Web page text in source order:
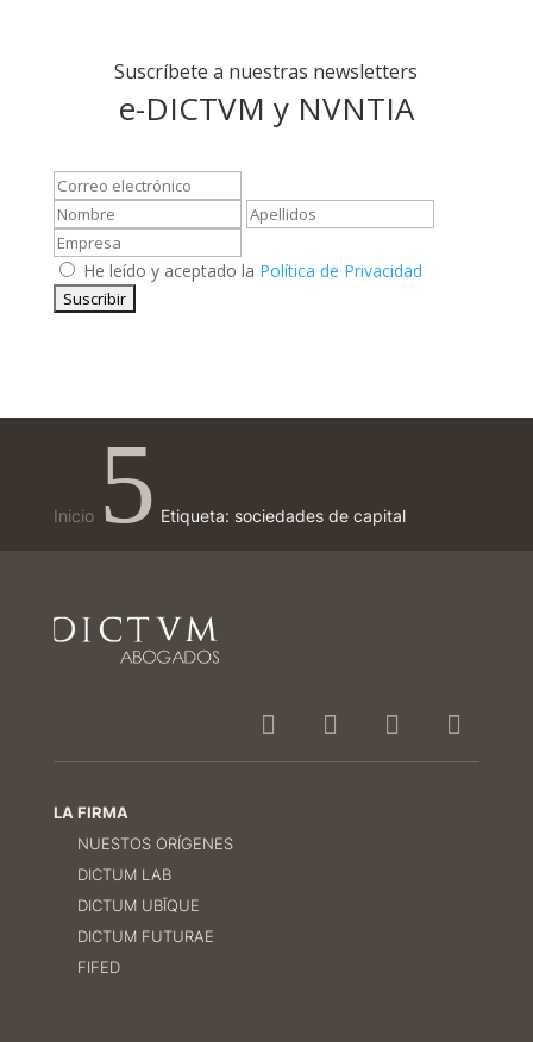
Suscríbete a nuestras newsletters
e-DICTVM y NVNTIA
He leído y aceptado la Política de Privacidad
Inicio 5 Etiqueta: sociedades de capital
LA FIRMA
NUESTOS ORÍGENES
DICTUM LAB
DICTUM UBĪQUE
DICTUM FUTURAE
FIFED